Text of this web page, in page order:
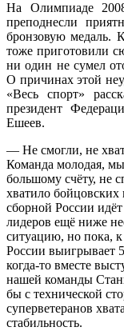
На Олимпиаде
преподнесли
бронзовую
тоже приготовили
ни один не сумел
О причинах этой
«Весь спорт»
президент
Ешеев.
— Не смогли, не
Команда молодая,
большому счёту, не
хватило бойцовских
сборной России
лидеров ещё ниже
ситуацию, но пока,
России выигрывает
когда-то вместе
нашей команды
бы с технической
суперветеранов
стабильность.